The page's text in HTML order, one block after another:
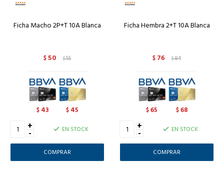
Ficha Macho 2P+T 10A Blanca
$50 $55
$ 43 $ 45
+
- EN STOCK
Ficha Hembra 2+T 10A Blanca
$ 76 $84
$65 $68
+
- EN STOCK